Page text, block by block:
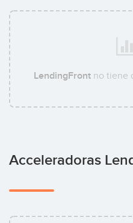
LendingFront no tiene
Acceleradoras